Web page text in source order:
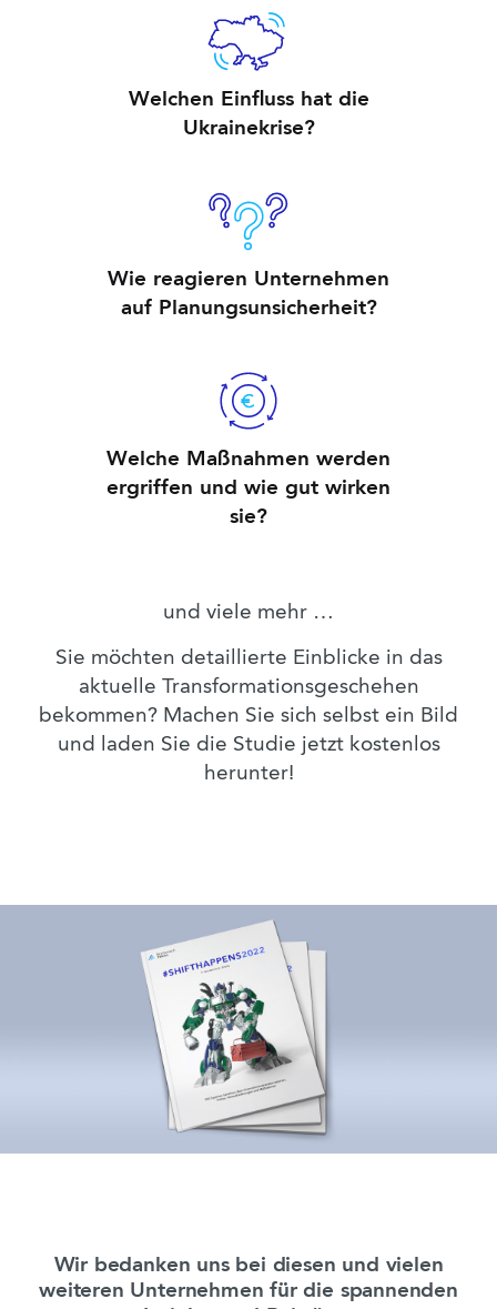
Welchen Einfluss hat die
Ukrainekrise?
Wie reagieren Unternehmen
auf Planungsunsicherheit?
Welche Maßnahmen werden
ergriffen und wie gut wirken
sie?
und viele mehr …
Sie möchten detaillierte Einblicke in das
aktuelle Transformationsgeschehen
bekommen? Machen Sie sich selbst ein Bild
und laden Sie die Studie jetzt kostenlos
herunter!
Wir bedanken uns bei diesen und vielen
weiteren Unternehmen für die spannenden